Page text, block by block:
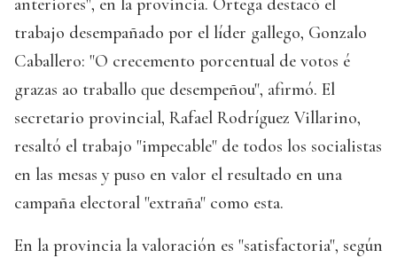
anteriores", en la provincia. Ortega destacó el
trabajo desempañado por el líder gallego, Gonzalo
Caballero: "O crecemento porcentual de votos é
grazas ao traballo que desempeñou", afirmó. El
secretario provincial, Rafael Rodríguez Villarino,
resaltó el trabajo "impecable" de todos los socialistas
en las mesas y puso en valor el resultado en una
campaña electoral "extraña" como esta.
En la provincia la valoración es "satisfactoria", según